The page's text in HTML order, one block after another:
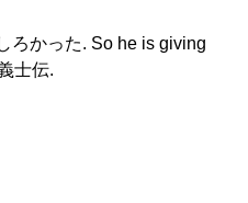
ろかった. So he is giving
士伝.